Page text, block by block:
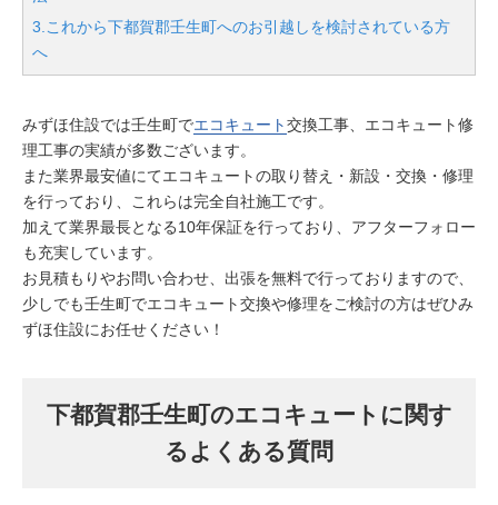
3.これから下都賀郡壬生町へのお引越しを検討されている方
へ
みずほ住設では壬生町でエコキュート交換工事、エコキュート修
理工事の実績が多数ございます。
また業界最安値にてエコキュートの取り替え・新設・交換・修理
を行っており、これらは完全自社施工です。
加えて業界最長となる10年保証を行っており、アフターフォロー
も充実しています。
お見積もりやお問い合わせ、出張を無料で行っておりますので、
少しでも壬生町でエコキュート交換や修理をご検討の方はぜひみ
ずほ住設にお任せください！
下都賀郡壬生町のエコキュートに関す
るよくある質問